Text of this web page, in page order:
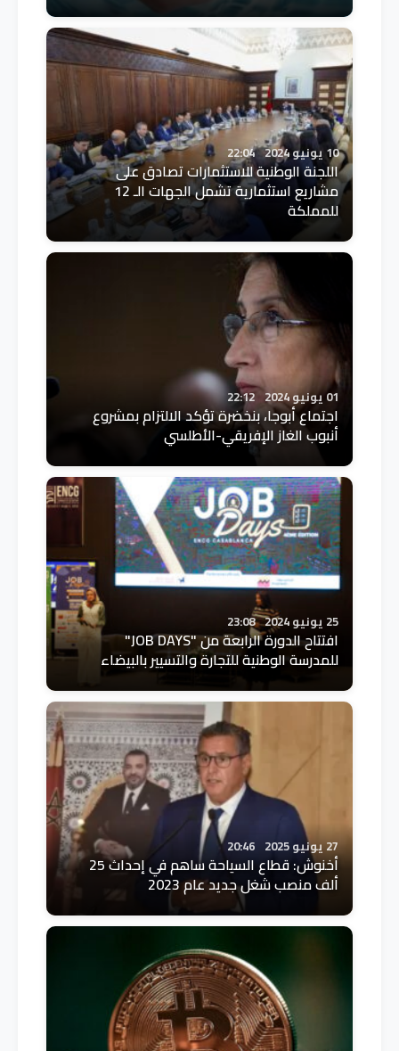
10 يونيو 2024 22:04
اللجنة الوطنية للاستثمارات تصادق على
مشاريع استثمارية تشمل الجهات الـ 12
للمملكة
01 يونيو 2024 22:12
اجتماع أبوجا، بنخضرة تؤكد الالتزام بمشروع
أنبوب الغاز الإفريقي-الأطلسي
25 يونيو 2024 23:08
افتتاح الدورة الرابعة من "JOB DAYS"
للمدرسة الوطنية للتجارة والتسيير بالبيضاء
27 يونيو 2025 20:46
أخنوش: قطاع السياحة ساهم في إحداث 25
ألف منصب شغل جديد عام 2023